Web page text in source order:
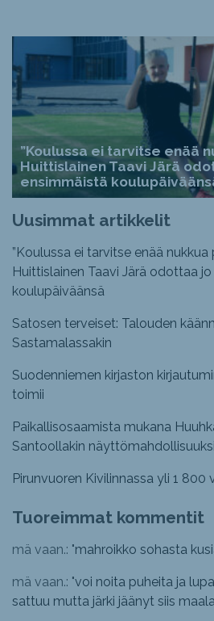
”Koulussa ei tarvitse enää
Huittislainen Taavi Järä
ensimmäistä
Uusimmat artikkelit
”Koulussa ei tarvitse enää nukkua
Huittislainen Taavi Järä odottaa
koulupäiväänsä
Satosen terveiset: Talouden
Sastamalassakin
Suodenniemen kirjaston
toimii
Paikallisosaamista mukana
Santoollakin
Pirunvuoren Kivilinnassa yli 1 800
Tuoreimmat kommentit
mä vaan.: "mahroikko sohasta
mä vaan.: "voi noita puheita ja
sattuu mutta järki jäänyt siis